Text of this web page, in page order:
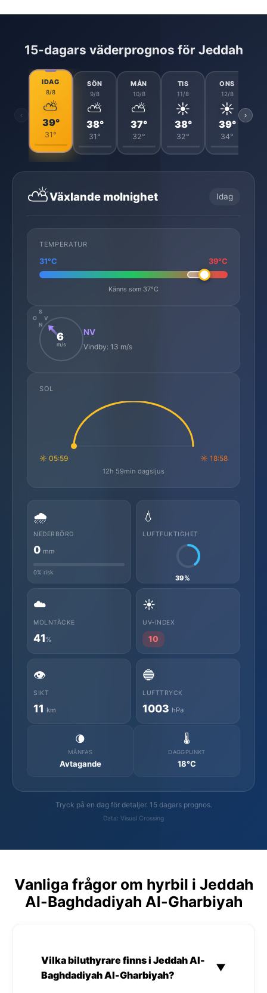
15-dagars väderprognos för Jeddah
‹
IDAG
8/8
⛅
39°
31°
SÖN
9/8
⛅
38°
31°
MÅN
10/8
⛅
37°
32°
TIS
11/8
☀️
38°
32°
ONS
12/8
☀️
39°
34°
›
⛅Växlande molnighet Idag
TEMPERATUR
31°C 39°C
Känns som 37°C
N
S
O
V
6
m/s
NV
Vindby: 13 m/s
SOL
☼ 05:59 ☼ 18:58
12h 59min dagsljus
🌧️
NEDERBÖRD
0 mm
0% risk
💧
LUFTFUKTIGHET
39%
☁️
MOLNTÄCKE
41 %
☀️
UV-INDEX
10
👁️
SIKT
11 km
🔵
LUFTTRYCK
1003 hPa
🌘
MÅNFAS
Avtagande
🌡️
DAGGPUNKT
18°C
Tryck på en dag för detaljer. 15 dagars prognos.
Data: Visual Crossing
Vanliga frågor om hyrbil i Jeddah
Al-Baghdadiyah Al-Gharbiyah
Vilka biluthyrare finns i Jeddah Al-
Baghdadiyah Al-Gharbiyah?
▼